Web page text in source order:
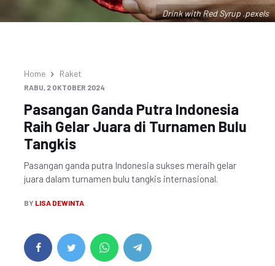
Drink with Red Syrup .pexels
Home Raket
RABU, 2 OKTOBER 2024
Pasangan Ganda Putra Indonesia
Raih Gelar Juara di Turnamen Bulu
Tangkis
Pasangan ganda putra Indonesia sukses meraih gelar
juara dalam turnamen bulu tangkis internasional.
BY LISA DEWINTA